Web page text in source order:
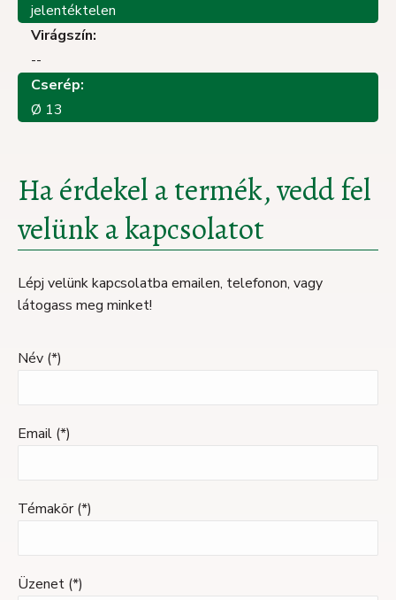
jelentéktelen
Virágszín:
--
Cserép:
Ø 13
Ha érdekel a termék, vedd fel
velünk a kapcsolatot
Lépj velünk kapcsolatba emailen, telefonon, vagy
látogass meg minket!
Név (*)
Email (*)
Témakör (*)
Üzenet (*)